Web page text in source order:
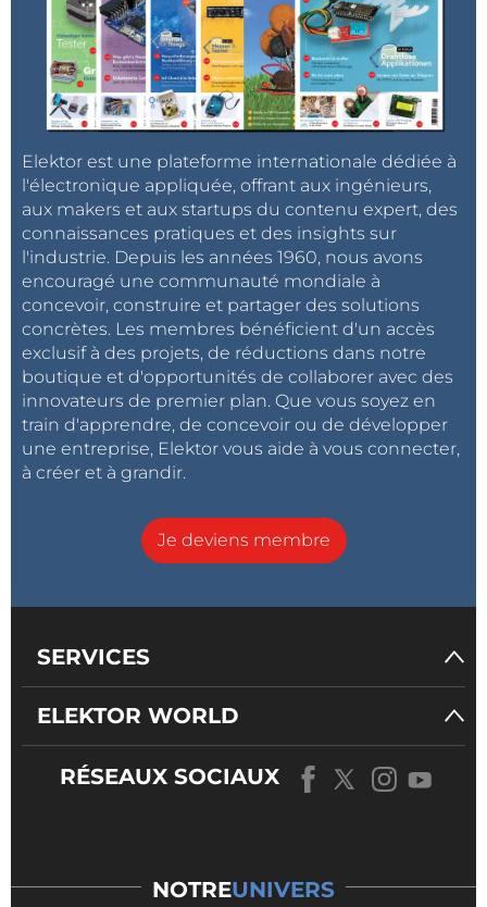
Elektor est une plateforme internationale dédiée à
l'électronique appliquée, offrant aux ingénieurs,
aux makers et aux startups du contenu expert, des
connaissances pratiques et des insights sur
l'industrie. Depuis les années 1960, nous avons
encouragé une communauté mondiale à
concevoir, construire et partager des solutions
concrètes. Les membres bénéficient d'un accès
exclusif à des projets, de réductions dans notre
boutique et d'opportunités de collaborer avec des
innovateurs de premier plan. Que vous soyez en
train d'apprendre, de concevoir ou de développer
une entreprise, Elektor vous aide à vous connecter,
à créer et à grandir.
Je deviens membre
SERVICES
ELEKTOR WORLD
RÉSEAUX SOCIAUX
NOTREUNIVERS